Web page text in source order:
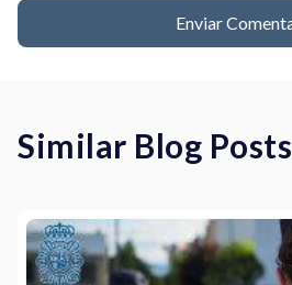
Similar Blog Posts